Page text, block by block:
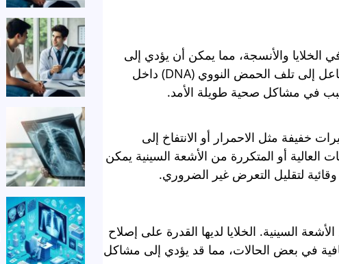
الخلايا والأنسجة، مما يمكن أن يؤدي إلى
إحداث تغييرات في البنية الجزيئية للخلايا. قد يؤدي هذا التفاعل إلى تلف الحمض النووي (DNA) داخل
في مشاكل صحية طويلة الأمد.
خفيفة مثل الاحمرار أو الانتفاخ إلى
أو المتكررة من الأشعة السينية يمكن
لتقليل التعرض غير الضروري.
السينية. الخلايا لديها القدرة على إصلاح
في بعض الحالات، مما قد يؤدي إلى مشاكل